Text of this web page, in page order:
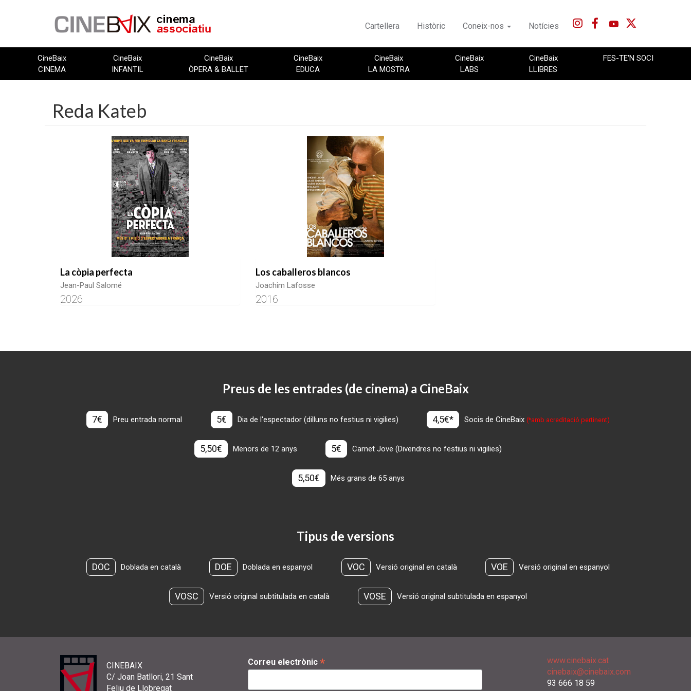
Cartellera Històric Coneix-nos Notícies
CineBaix
CINEMA
CineBaix
INFANTIL
CineBaix
ÒPERA & BALLET
CineBaix
EDUCA
CineBaix
LA MOSTRA
CineBaix
LABS
CineBaix
LLIBRES
FES-TE'N SOCI
Reda Kateb
La còpia perfecta
Jean-Paul Salomé
2026
Los caballeros blancos
Joachim Lafosse
2016
Preus de les entrades (de cinema) a CineBaix
7€ Preu entrada normal 5€ Dia de l'espectador (dilluns no festius ni vigilies) 4,5€* Socis de CineBaix(*amb acreditació pertinent)
5,50€ Menors de 12 anys 5€ Carnet Jove (Divendres no festius ni vigilies)
5,50€ Més grans de 65 anys
Tipus de versions
DOC Doblada en català DOE Doblada en espanyol VOC Versió original en català VOE Versió original en espanyol
VOSC Versió original subtitulada en català VOSE Versió original subtitulada en espanyol
CINEBAIX
C/ Joan Batllori, 21 Sant
Feliu de Llobregat
Correu electrònic *
www.cinebaix.cat
cinebaix@cinebaix.com
93 666 18 59